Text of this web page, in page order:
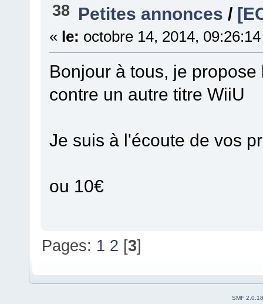
38 Petites annonces /
« le: octobre 14, 2014,
Bonjour à tous, je
contre un autre titre WiiU
Je suis à l'écoute de vos
ou 10€
Pages: 1 2 [3]
SMF 2.0.18